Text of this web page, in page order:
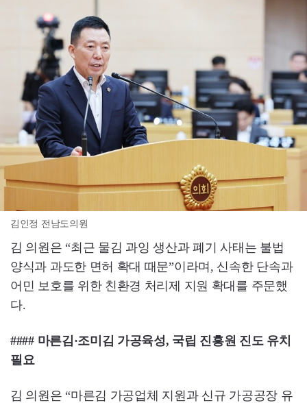
김인정 전남도의원
김 의원은 “최근 물김 과잉 생산과 폐기 사태는 불법
양식과 과도한 면허 확대 때문”이라며, 신속한 단속과
어민 보호를 위한 친환경 처리제 지원 확대를 주문했
다.
#### 마른김·조미김 가공육성, 국립 진흥원 진도 유치
필요
김 의원은 “마른김 가공업체 지원과 신규 가공공장 유